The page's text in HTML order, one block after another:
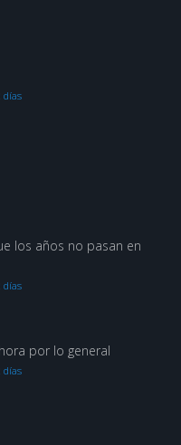
días
los años no pasan en
días
por lo general
días